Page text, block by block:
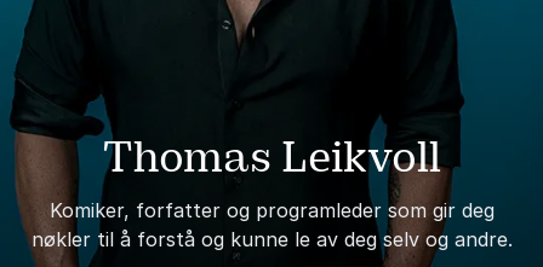
Thomas Leikvoll
Komiker, forfatter og programleder som gir deg
nøkler til å forstå og kunne le av deg selv og andre.